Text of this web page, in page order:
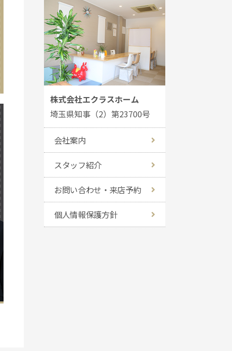
株式会社エクラスホーム
埼玉県知事（2）第23700号
会社案内
スタッフ紹介
お問い合わせ・来店予約
個人情報保護方針